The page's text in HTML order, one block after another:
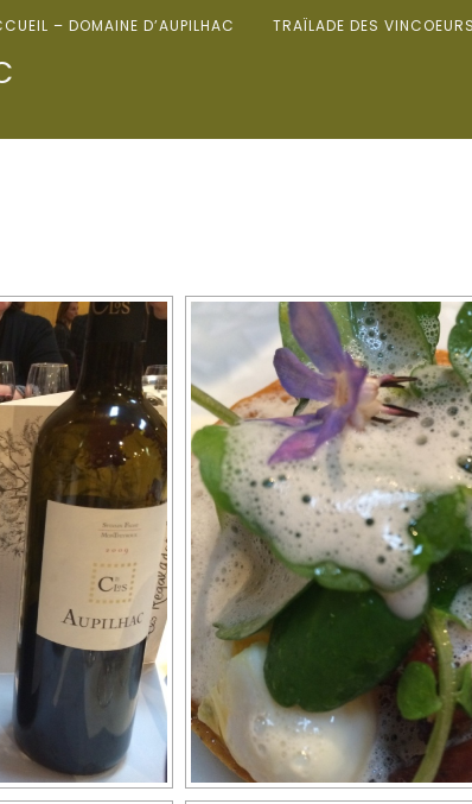
– DOMAINE D’AUPILHAC TRAÏLADE DES VINCOEURS